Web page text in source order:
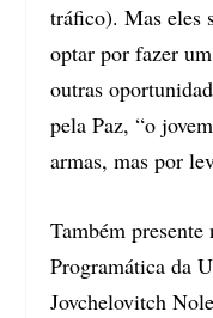
tráfico). Mas eles
optar por fazer
outras
pela Paz, “o
armas, mas por
Também
Programática da
Jovchelovitch